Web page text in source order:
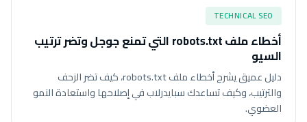
TECHNICAL SEO
أخطاء ملف robots.txt التي تمنع جوجل وتضر ترتيب
السيو
دليل عميق يشرح أخطاء ملف robots.txt، كيف تضر الزحف
والترتيب، وكيف تساعدك سبايدرلاب في إصلاحها واستعادة النمو
العضوي.